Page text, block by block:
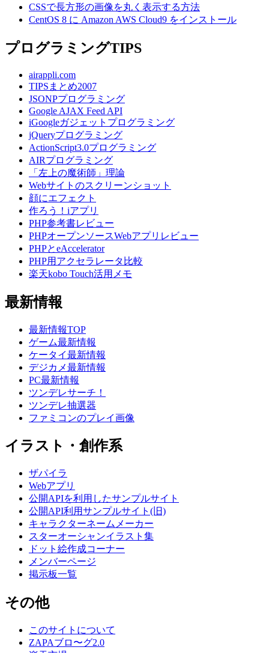
CSSで長方形の画像を丸く表示する方法
CentOS 8 に Amazon AWS Cloud9 をインストール
プログラミングTIPS
airappli.com
TIPSまとめ2007
JSONPプログラミング
Google AJAX Feed API
iGoogleガジェットプログラミング
jQueryプログラミング
ActionScript3.0プログラミング
AIRプログラミング
「左上の魔術師」理論
Webサイトのスクリーンショット
顔にエフェクト
作ろう！iアプリ
PHP参考書レビュー
PHPオープンソースWebアプリレビュー
PHPとeAccelerator
PHP用アクセラレータ比較
楽天kobo Touch活用メモ
最新情報
最新情報TOP
ゲーム最新情報
ケータイ最新情報
デジカメ最新情報
PC最新情報
ツンデレサーチ！
ツンデレ抽選器
ファミコンのプレイ画像
イラスト・創作系
ザパイラ
Webアプリ
公開APIを利用したサンプルサイト
公開API利用サンプルサイト(旧)
キャラクターネームメーカー
スターオーシャンイラスト集
ドット絵作成コーナー
メンバーページ
掲示板一覧
その他
このサイトについて
ZAPAブロ〜グ2.0